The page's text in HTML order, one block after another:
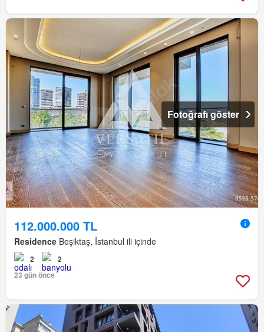
Fotoğrafı göster
112.000.000 TL
Residence Beşiktaş, İstanbul ili içinde
2
2
23 gün önce